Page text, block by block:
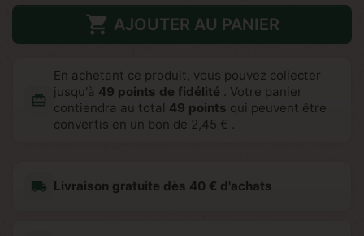
 AJOUTER AU PANIER
redeem
En achetant ce produit, vous pouvez collecter
jusqu'à 49 points de fidélité . Votre panier
contiendra au total 49 points qui peuvent être
convertis en un bon de 2,45 € .
local_shipping Livraison gratuite dès 40 € d'achats